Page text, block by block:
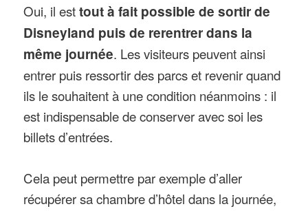
Oui, il esttout à fait possible de sortir de
Disneyland puis de rerentrer dans la
même journée. Les visiteurs peuvent ainsi
entrer puis ressortir des parcs et revenir quand
ils le souhaitent à une condition néanmoins : il
est indispensable de conserver avec soi les
billets d’entrées.
Cela peut permettre par exemple d’aller
récupérer sa chambre d’hôtel dans la journée,